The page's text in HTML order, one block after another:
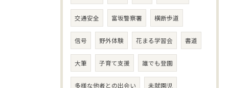
交通安全 富坂警察署 横断歩道
信号 野外体験 花まる学習会 書道
大筆 子育て支援 誰でも登園
多様な他者との出会い 未就園児